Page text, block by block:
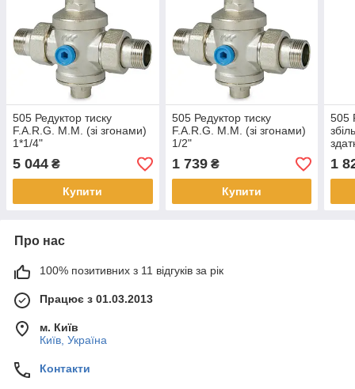
505 Редуктор тиску
F.A.R.G. M.M. (зі згонами)
1*1/4"
5 044 ₴
Купити
505 Редуктор тиску
F.A.R.G. M.M. (зі згонами)
1/2"
1 739₴
Купити
505
1
Про нас
100% позитивних з 11 відгуків за рік
Працює з 01.03.2013
м. Київ
Київ, Україна
Контакти